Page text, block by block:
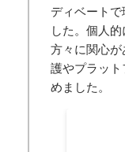
ディベート
した。個人
方々に関心
護やプラッ
めました。